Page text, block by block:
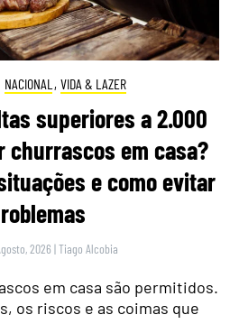
NACIONAL , VIDA & LAZER
superiores a 2.000
churrascos em casa?
e como evitar
2026 |Tiago Alcobia
em casa são permitidos.
os riscos e as coimas que